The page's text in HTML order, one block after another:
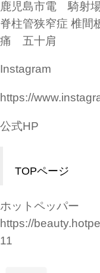
鹿児島市電 騎射
脊柱管狭窄症 椎間
痛 五十肩
Instagram
https://
公式HP
TOPページ
ホットペッパー
https://
11